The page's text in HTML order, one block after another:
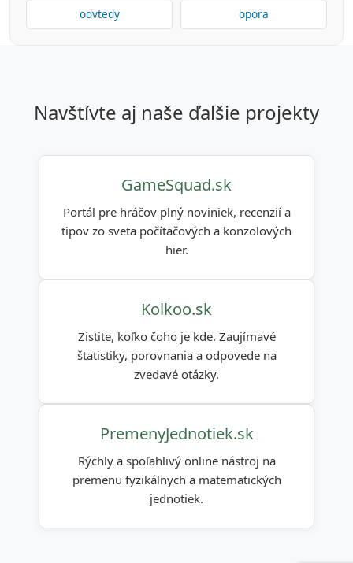
odvtedy opora
navštívte aj naše ďalšie projekty
GameSquad.sk
Portál pre hráčov plný noviniek, recenzií a
tipov zo sveta počítačových a konzolových
hier.
Kolkoo.sk
Zistite, koľko čoho je kde. Zaujímavé
štatistiky, porovnania a odpovede na
zvedavé otázky.
PremenyJednotiek.sk
Rýchly a spoľahlivý online nástroj na
premenu fyzikálnych a matematických
jednotiek.